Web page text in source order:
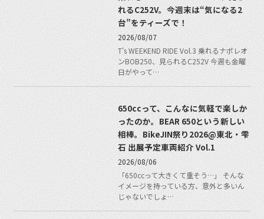
れるC252V。今週末は“気になる2
台”をティーズで！
2026/08/07
T's WEEKEND RIDE Vol.3 乗れるナポレオ
ンBOB250、見られるC252V 今週も金曜
日がやって…
650ccって、こんなに気軽で楽しか
ったのか。BEAR 650という新しい
相棒。BikeJIN祭り2026@東北・雫
石 出展予定車両紹介 Vol.1
2026/08/06
「650ccって大きくて重そう…」 そんな
イメージを持っている方、意外と多いん
じゃないでしょ…